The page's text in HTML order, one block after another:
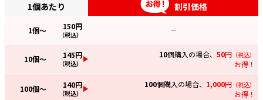
1個あたり 割引価格
1個～ 150円
（税込）
—
10個～ 145円
（税込）
10個購入の場合、 50円 （税込）
お得！
100個～ 140円
（税込）
100個購入の場合、 1,000円 （税込）
お得！